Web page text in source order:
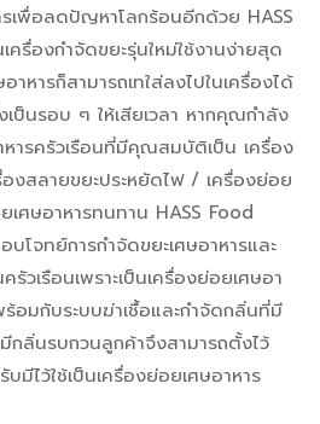
เพื่อลดปัญหาโลกร้อนอีกด้วย HASS
รื่องกำจัดขยะรุ่นใหม่ใช้งานง่ายสุด
หารก็สามารถเทใส่ลงไปในเครื่องได้
ป็นรอบ ๆ ให้เสียเวลา หากคุณกำลัง
หารครัวเรือนที่มีคุณสมบัติเป็น เครื่อง
งสลายขยะประหยัดไฟ / เครื่องย่อย
ศษอาหารทนทาน HASS Food
จทย์การกำจัดขยะเศษอาหารและ
วเรือนเพราะเป็นเครื่องย่อยเศษอา
อมกับระบบฆ่าเชื้อและกำจัดกลิ่นที่มี
กลิ่นรบกวนลูกค้าจึงสามารถตั้งไว้
บมีไว้ใช้เป็นเครื่องย่อยเศษอาหาร